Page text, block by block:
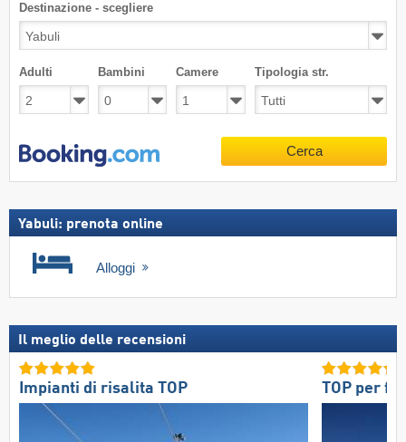
Destinazione - scegliere
Adulti Bambini Camere Tipologia str.
Cerca
Yabuli: prenota online
Alloggi
Il meglio delle recensioni
Impianti di risalita TOP TOP per